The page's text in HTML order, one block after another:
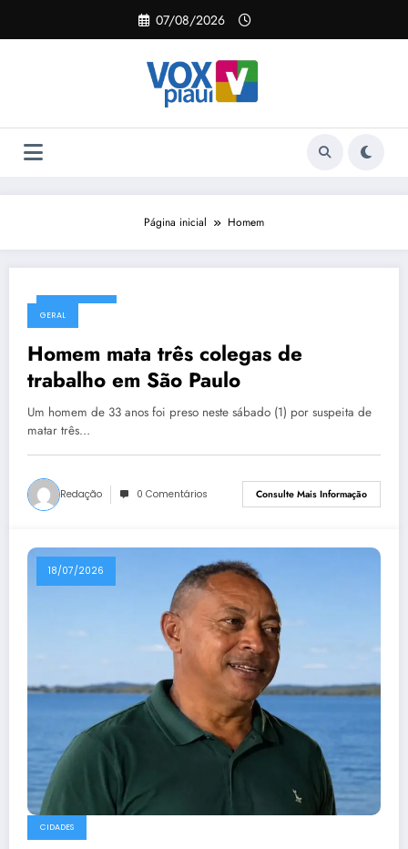
o
07/08/2026
Página inicial Homem
GERAL
Homem mata três colegas de
trabalho em São Paulo
Um homem de 33 anos foi preso neste sábado (1) por suspeita de
matar três…
Redação 0 Comentários Consulte Mais Informação
18/07/2026
CIDADES